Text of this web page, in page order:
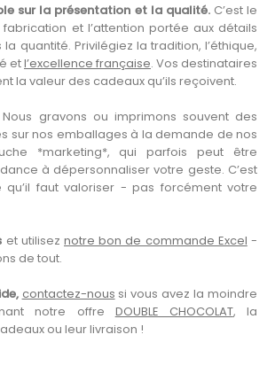
sur la présentation et la qualité.C’est le
et l’attention portée aux détails
quantité. Privilégiez la tradition, l’éthique,
etl’excellence française. Vos destinataires
la valeur des cadeaux qu’ils reçoivent.
Nous gravons ou imprimons souvent des
sur nos emballages à la demande de nos
*marketing*, qui parfois peut être
à dépersonnaliser votre geste. C’est
qu’il faut valoriser - pas forcément votre
et utiliseznotre bon de commande Excel -
de tout.
contactez-nous si vous avez la moindre
notre offre DOUBLE CHOCOLAT, la
ou leur livraison !